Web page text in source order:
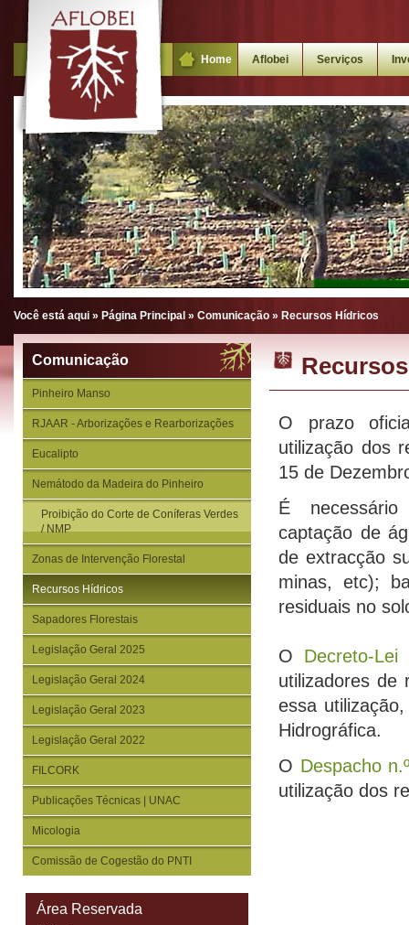
Home Aflobei Serviços
Você está aqui » Página Principal » Comunicação » Recursos Hídricos
Comunicação
Pinheiro Manso
RJAAR - Arborizações e Rearborizações
Eucalipto
Nemátodo da Madeira do Pinheiro
Proibição do Corte de Coníferas Verdes
/ NMP
Zonas de Intervenção Florestal
Recursos Hídricos
Sapadores Florestais
Legislação Geral 2025
Legislação Geral 2024
Legislação Geral 2023
Legislação Geral 2022
FILCORK
Publicações Técnicas | UNAC
Micologia
Comissão de Cogestão do PNTI
Área Reservada
O prazo
utilização dos
15 de
É
captação de
de extracção
minas, etc);
residuais no
O Decreto-
utilizadores de
essa
Hidrográfica.
O Despacho
utilização dos